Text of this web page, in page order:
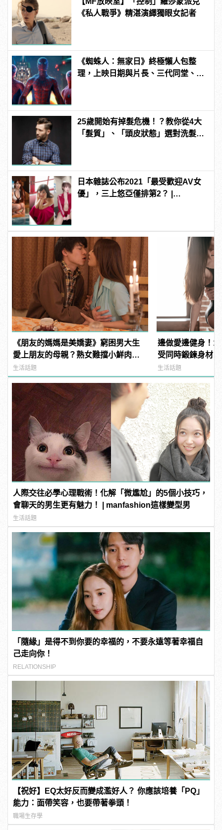
《私人戰爭》精湛演繹獨眼女記者
《蜘蛛人：無家日》終極懶人包整
理，上映日期與片長、三代同堂、湯
25歲開始有掉髮危機！？教你從4大
「髮質」、「頭皮狀態」選對洗髮
日本雜誌公布2021「最受歡迎AV女
優」，三上悠亞僅排第2？ |
《朋友的媽媽是美嬌妻》窮困男大生
愛上朋友的母親？熟女難擋小鮮肉直
球攻勢 | manfashion這樣變型男
生活話題
邊做愛邊健身！
受同時鍛鍊身材
生活話題
人際交往必學心理戰術！化解「微尷尬」的5個小技巧，
會聊天的男生更有魅力！ | manfashion這樣變型男
生活話題
「隨緣」是得不到你要的幸福的，不要永遠等著幸福自
己走向你！
RELATIONSHIP
【祝好】EQ太好反而變成濫好人？ 你應該培養「PQ」
能力：面帶笑容，也要帶著拳頭！
職場生存學